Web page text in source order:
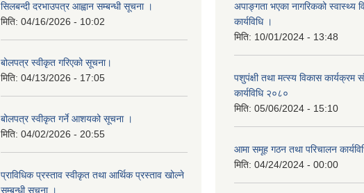
सिलबन्दी दरभाउपत्र आह्वान सम्बन्धी सूचना ।
मिति: 04/16/2026 - 10:02
बोलपत्र स्वीकृत गरिएको सूचना।
मिति: 04/13/2026 - 17:05
बोलपत्र स्वीकृत गर्ने आशयको सूचना ।
मिति: 04/02/2026 - 20:55
प्राविधिक प्रस्ताव स्वीकृत तथा आर्थिक प्रस्ताव खोल्ने
सम्बन्धी सूचना ।
अपाङ्गता भएका नागरिकको स्वास्थ्य
कार्यविधि ।
मिति: 10/01/2024 - 13:48
पशुपंक्षी तथा मत्स्य विकास कार्यक्रम
कार्यविधि २०८०
मिति: 05/06/2024 - 15:10
आमा समूह गठन तथा परिचालन
मिति: 04/24/2024 - 00:00